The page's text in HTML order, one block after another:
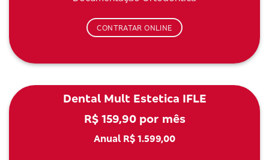
CONTRATAR ONLINE
Dental Mult Estetica IFLE
R$ 159,90 por mês
Anual R$ 1.599,00